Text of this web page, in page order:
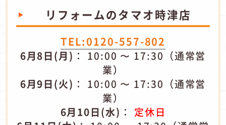
リフォームのタマオ​時津店
TEL:0120-557-802
6月8日(月) ： 10:00 〜 17:30（通常営
業）
6月9日(火) ： 10:00 〜 17:30（通常営
業）
6月10日(水) ： 定休日